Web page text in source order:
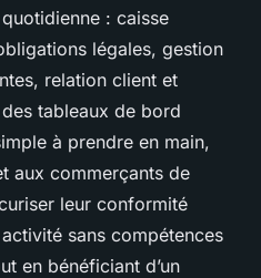
: caisse
légales, gestion
relation client et
tableaux de bord
à prendre en main,
aux commerçants de
leur conformité
sans compétences
en bénéficiant d’un